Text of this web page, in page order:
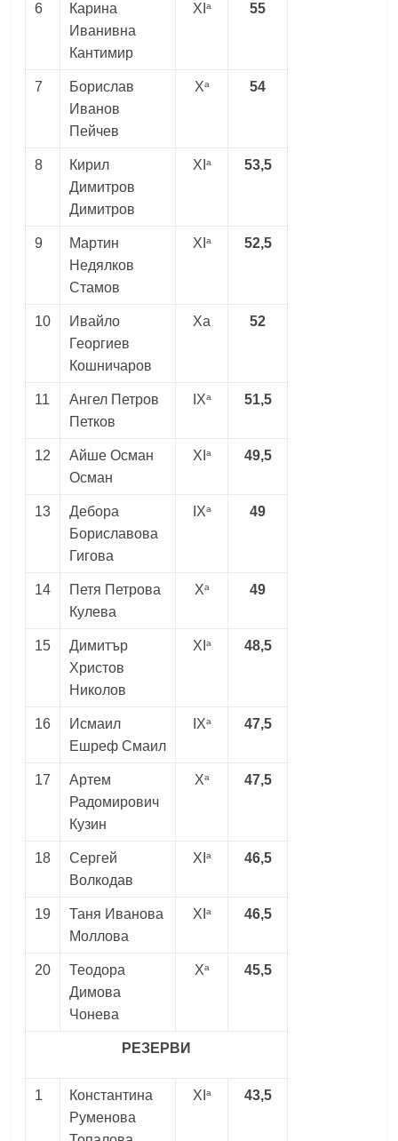
6
Карина
Иванивна
Кантимир
XI a 55
7
Борислав
Иванов
Пейчев
Xa 54
8
Кирил
Димитров
Димитров
XI a 53,5
9
Мартин
Недялков
Стамов
XI a 52,5
10
Ивайло
Георгиев
Кошничаров
Xa 52
11
Ангел Петров
Петков
IXa 51,5
12
Айше Осман
Осман
XI a 49,5
13
Дебора
Бориславова
Гигова
IXa 49
14
Петя Петрова
Кулева
Xa 49
15
Димитър
Христов
Николов
XI a 48,5
16
Исмаил
Ешреф Смаил
IXa 47,5
17
Артем
Радомирович
Кузин
Xa 47,5
18
Сергей
Волкодав
XI a 46,5
19
Таня Иванова
Моллова
XI a 46,5
20
Теодора
Димова
Чонева
Xa 45,5
РЕЗЕРВИ
1
Константина
Руменова
XI a 43,5